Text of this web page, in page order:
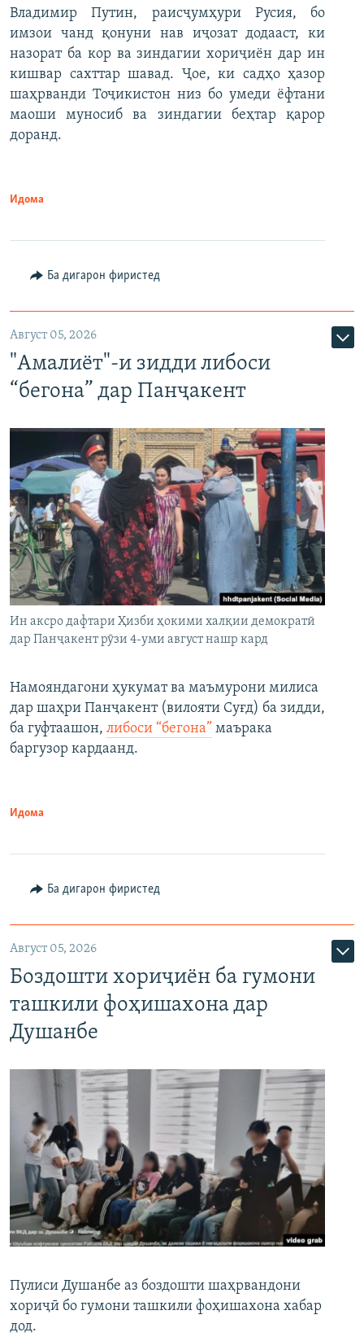
Владимир Путин, раисҷумҳури Русия, бо
имзои чанд қонуни нав иҷозат додааст, ки
назорат ба кор ва зиндагии хориҷиён дар ин
кишвар сахттар шавад. Ҷое, ки садҳо ҳазор
шаҳрванди Тоҷикистон низ бо умеди ёфтани
маоши муносиб ва зиндагии беҳтар қарор
доранд.
Идома
Ба дигарон фиристед
Август 05, 2026
"Амалиёт"-и зидди либоси
“бегона” дар Панҷакент
Ин аксро дафтари Ҳизби ҳокими халқии демократӣ
дар Панҷакент рӯзи 4-уми август нашр кард
Намояндагони ҳукумат ва маъмурони милиса
дар шаҳри Панҷакент (вилояти Суғд) ба зидди,
ба гуфтаашон, либоси “бегона” маърака
баргузор кардаанд.
Идома
Ба дигарон фиристед
Август 05, 2026
Боздошти хориҷиён ба гумони
ташкили фоҳишахона дар
Душанбе
Пулиси Душанбе аз боздошти шаҳрвандони
хориҷӣ бо гумони ташкили фоҳишахона хабар
дод.